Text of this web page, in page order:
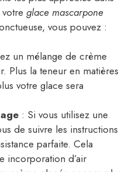
glace mascarpone
vous pouvez :
un mélange de crème
Plus la teneur en matières
votre glace sera
: Si vous utilisez une
de suivre les instructions
parfaite. Cela
incorporation d’air